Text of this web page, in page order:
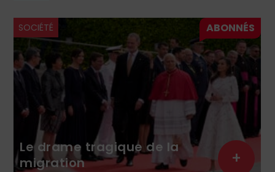
SOCIÉTÉ
Le drame tragique de la
migration
+